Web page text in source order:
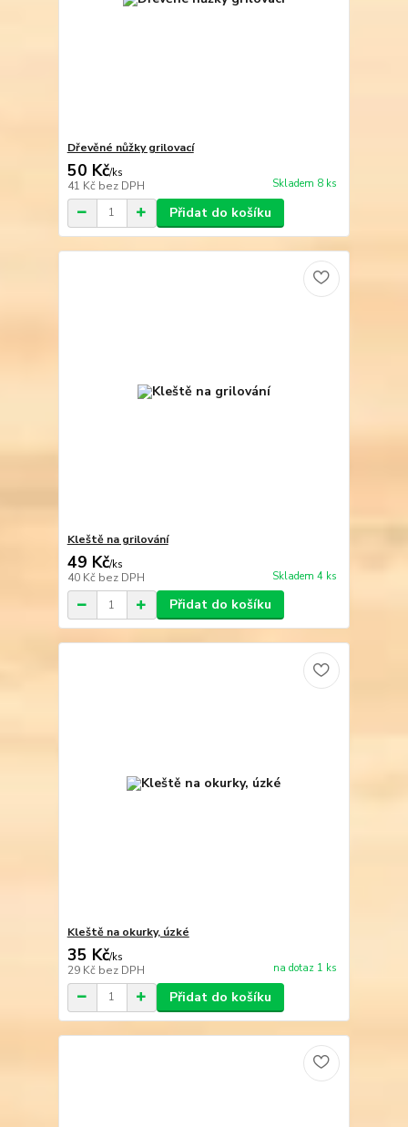
Dřevěné nůžky grilovací
50 Kč/ks
41 Kč bez DPH Skladem 8 ks
Přidat do košíku
Kleště na grilování
49 Kč/ks
40 Kč bez DPH Skladem 4 ks
Přidat do košíku
Kleště na okurky, úzké
35 Kč/ks
29 Kč bez DPH na dotaz 1 ks
Přidat do košíku